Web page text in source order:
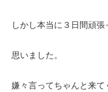
しかし本当に３日間頑
思いました。
嫌々言ってちゃんと来て